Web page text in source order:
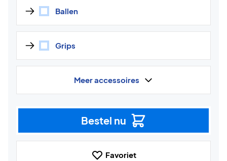
Ballen
Grips
Meer accessoires
Bestel nu
Favoriet